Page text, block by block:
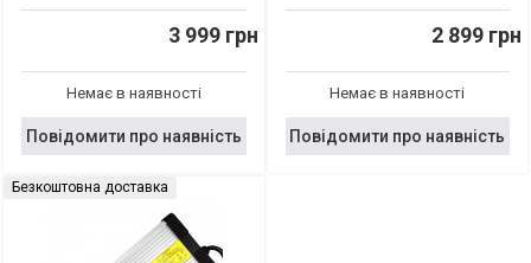
3 999 грн
Немає в наявності
Повідомити про наявність
2 899 грн
Немає в наявності
Повідомити про наявність
Безкоштовна доставка